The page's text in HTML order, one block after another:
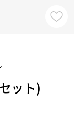
ット)